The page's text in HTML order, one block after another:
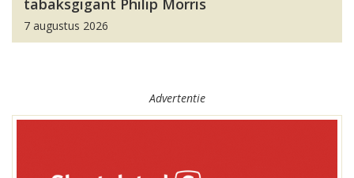
tabaksgigant Philip Morris
7 augustus 2026
Advertentie